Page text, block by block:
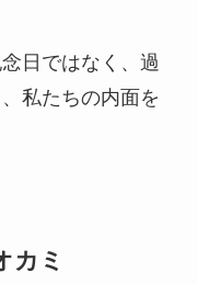
日ではなく、過
私たちの内面を
カミ